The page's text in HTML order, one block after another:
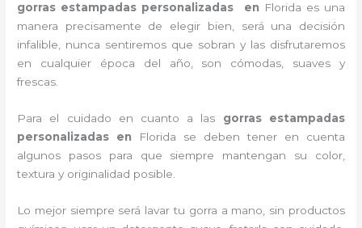
gorras estampadas personalizadas en Florida es una
manera precisamente de elegir bien, será una decisión
infalible, nunca sentiremos que sobran y las disfrutaremos
en cualquier época del año, son cómodas, suaves y
frescas.
Para el cuidado en cuanto a las gorras estampadas
personalizadas en
Florida se deben tener en cuenta
algunos pasos para que siempre mantengan su color,
textura y originalidad posible.
Lo mejor siempre será lavar tu gorra a mano, sin productos